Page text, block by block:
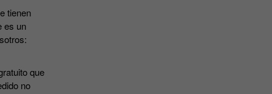
tienen
es un
que
no